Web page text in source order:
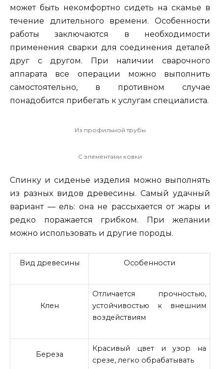
может быть некомфортно сидеть на скамье в
течение длительного времени. Особенности
работы заключаются в необходимости
применения сварки для соединения деталей
друг с другом. При наличии сварочного
аппарата все операции можно выполнить
самостоятельно, в противном случае
понадобится прибегать к услугам специалиста.
Из профильной трубы
С элементами ковки
Спинку и сиденье изделия можно выполнять
из разных видов древесины. Самый удачный
вариант — ель: она не рассыхается от жары и
редко поражается грибком. При желании
можно использовать и другие породы.
Вид древесины Особенности
Клен
Отличается прочностью,
устойчивостью к внешним
воздействиям
Береза
Красивый цвет и узор на
срезе, легко обрабатывать